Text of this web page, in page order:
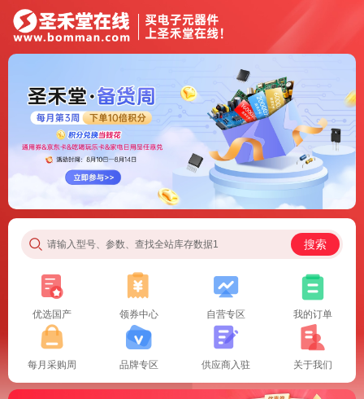
请输入型号、参数、查找全站库存数据1 搜索
优选国产 领券中心 自营专区 我的订单
每月采购周 品牌专区 供应商入驻 关于我们